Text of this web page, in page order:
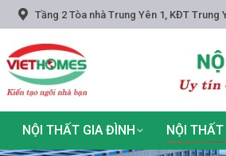
Tầng 2 Tòa nhà Trung Yên 1, KĐT Trung
NỘI THẤT GIA ĐÌNH NỘI